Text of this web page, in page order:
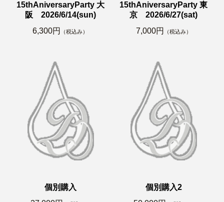
15thAniversaryParty 大
阪 2026/6/14(sun)
6,300円
（税込み）
15thAniversaryParty 東
京 2026/6/27(sat)
7,000円
（税込み）
個別購入
個別購入2